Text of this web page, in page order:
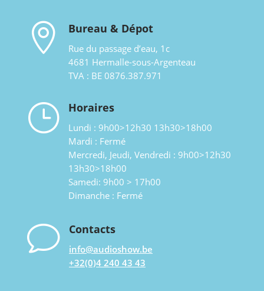
 Bureau & Dépot
Rue du passage d’eau, 1c
4681 Hermalle-sous-Argenteau
TVA : BE 0876.387.971
} Horaires
Lundi : 9h00>12h30 13h30>18h00
Mardi : Fermé
Mercredi, Jeudi, Vendredi : 9h00>12h30
13h30>18h00
Samedi: 9h00 > 17h00
Dimanche : Fermé
v Contacts
info@audioshow.be
+32(0)4 240 43 43